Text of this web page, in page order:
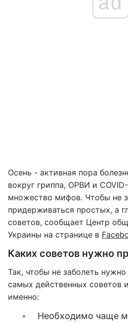
Осень - активная пора
вокруг гриппа, ОРВИ и
множество мифов. Чтобы не
придерживаться простых, а
советов, сообщает Центр
Украины на странице в
Каких советов нужно
Так, чтобы не заболеть
самых действенных советов
именно:
Необходимо чаще